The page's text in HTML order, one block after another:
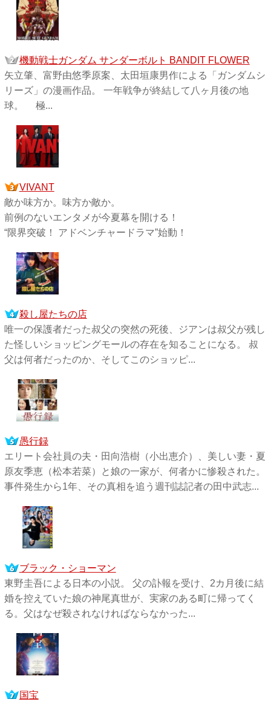
機動戦士ガンダム サンダーボルト BANDIT FLOWER
矢立肇、富野由悠季原案、太田垣康男作による「ガンダムシ
リーズ」の漫画作品。 一年戦争が終結して八ヶ月後の地
球。 極...
VIVANT
敵か味方か。味方か敵か。
前例のないエンタメが今夏幕を開ける！
“限界突破！ アドベンチャードラマ”始動！
殺し屋たちの店
唯一の保護者だった叔父の突然の死後、ジアンは叔父が残し
た怪しいショッピングモールの存在を知ることになる。 叔
父は何者だったのか、そしてこのショッピ...
愚行録
エリート会社員の夫・田向浩樹（小出恵介）、美しい妻・夏
原友季恵（松本若菜）と娘の一家が、何者かに惨殺された。
事件発生から1年、その真相を追う週刊誌記者の田中武志...
ブラック・ショーマン
東野圭吾による日本の小説。 父の訃報を受け、2カ月後に結
婚を控えていた娘の神尾真世が、実家のある町に帰ってく
る。父はなぜ殺されなければならなかった...
国宝